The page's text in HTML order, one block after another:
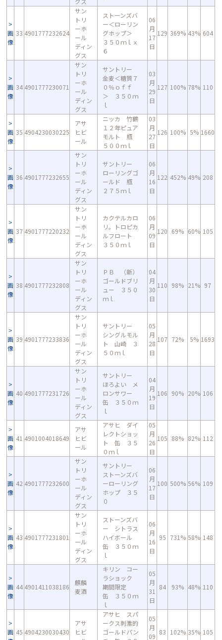
画
像
33 4901777232624
サン
トリ
ーホ
ール
ディン
グス
ストーンズバ
ー＜ローリン
グホップ＞
３５０ｍｌｘ
６
06
月
17
日
129 369% 43% 604
画
像
34 4901777230071
サン
トリ
ーホ
ール
ディン
グス
サントリー
金麦＜糖質７
０％ｏｆｆ
＞ ３５０ｍ
ｌ
03
月
29
日
127 100% 78% 110
画
像
35 4904230030225
アサ
ヒビ
ール
ニッカ 竹鶴
１２年ピュア
モルト 瓶
５００ｍｌ
03
月
27
日
126 100% 5% 1660
画
像
36 4901777232655
サン
トリ
ーホ
ール
ディン
グス
サントリー
ローリングゴ
ールド 瓶
２７５ｍｌ
06
月
16
日
122 452% 49% 208
画
像
37 4901777220232
サン
トリ
ーホ
ール
ディン
グス
カクテルカロ
リ。トロピカ
ルフロート
３５０ｍｌ
06
月
09
日
120 69% 60% 105
画
像
38 4901777232808
サン
トリ
ーホ
ール
ディン
グス
ＰＢ （新）
ゴールドブリ
ュー ３５０
ｍｌ
04
月
30
日
110 98% 21% 97
画
像
39 4901777233836
サン
トリ
ーホ
ール
ディン
グス
サントリー
シングルモル
ト 山崎 ３
５０ｍｌ
05
月
28
日
107 72% 5% 1693
画
像
40 4901777231726
サン
トリ
ーホ
ール
ディン
グス
サントリー
ほろよい メ
ロンサワー
缶 ３５０ｍ
ｌ
04
月
19
日
106 90% 20% 106
画
像
41 4901004018649
アサ
ヒビ
ール
アサヒ ダイ
レクトショッ
ト 缶 ３５
０ｍｌ
05
月
26
日
105 88% 82% 112
画
像
42 4901777232600
サン
トリ
ーホ
ール
ディン
グス
サントリー
ストーンズバ
ーローリング
ホップ ３５
０
06
月
17
日
100 500% 56% 109
画
像
43 4901777231801
サン
トリ
ーホ
ール
ディン
グス
ストーンズバ
ー シトラス
ハイボール
缶 ３５０ｍ
ｌ
06
月
16
日
95 731% 58% 148
画
像
44 4901411038186
麒麟
麦酒
キリン コー
ラショック
期間限定
缶 ３５０ｍ
ｌ
05
月
31
日
84 93% 48% 110
画 45 4904230030430
アサ
ヒビ
アサヒ スパ
ークス刺激的
ゴールドパン
05
月
09
83 102% 35% 105